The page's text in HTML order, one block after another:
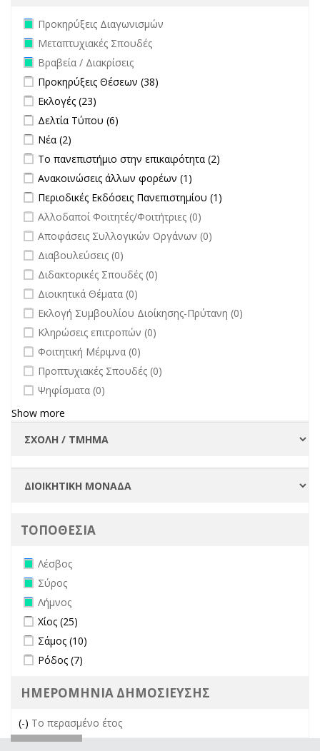
Remove Προκηρύξεις Διαγωνισμών filter
Προκηρύξεις Διαγωνισμών
Remove Μεταπτυχιακές Σπουδές filter
Μεταπτυχιακές Σπουδές
Remove Βραβεία / Διακρίσεις filter
Βραβεία / Διακρίσεις
Apply Προκηρύξεις Θέσεων filter
Προκηρύξεις Θέσεων (38)
Apply Εκλογές filter
Εκλογές (23)
Apply Δελτία Τύπου filter
Δελτία Τύπου (6)
Apply Νέα filter
Νέα (2)
Apply Το πανεπιστήμιο στην επικαιρότητα filter
Το πανεπιστήμιο στην επικαιρότητα (2)
Apply Ανακοινώσεις άλλων φορέων filter
Ανακοινώσεις άλλων φορέων (1)
Apply Περιοδικές Εκδόσεις Πανεπιστημίου filter
Περιοδικές Εκδόσεις Πανεπιστημίου (1)
undefined
Αλλοδαποί Φοιτητές/Φοιτήτριες (0)
undefined
Αποφάσεις Συλλογικών Οργάνων (0)
undefined
Διαβουλεύσεις (0)
undefined
Διδακτορικές Σπουδές (0)
undefined
Διοικητικά Θέματα (0)
undefined
Εκλογή Συμβουλίου Διοίκησης-Πρύτανη (0)
undefined
Κληρώσεις επιτροπών (0)
undefined
Φοιτητική Μέριμνα (0)
undefined
Προπτυχιακές Σπουδές (0)
undefined
Ψηφίσματα (0)
Show more
ΤΟΠΟΘΕΣΙΑ
Remove Λέσβος filter
Λέσβος
Remove Σύρος filter
Σύρος
Remove Λήμνος filter
Λήμνος
Apply Χίος filter
Χίος (25)
Apply Σάμος filter
Σάμος (10)
Apply Ρόδος filter
Ρόδος (7)
ΗΜΕΡΟΜΗΝΙΑ ΔΗΜΟΣΙΕΥΣΗΣ
(-) Remove Το περασμένο έτος filter
Το περασμένο έτος